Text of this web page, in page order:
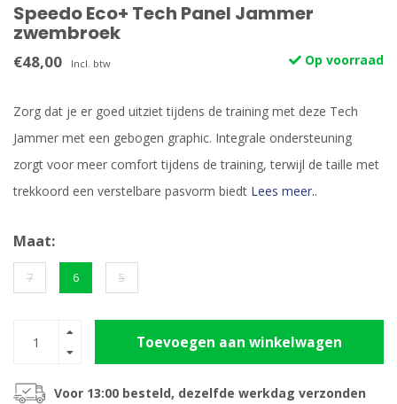
Speedo Eco+ Tech Panel Jammer
zwembroek
€48,00 Incl. btw Op voorraad
Zorg dat je er goed uitziet tijdens de training met deze Tech
Jammer met een gebogen graphic. Integrale ondersteuning
zorgt voor meer comfort tijdens de training, terwijl de taille met
trekkoord een verstelbare pasvorm biedt Lees meer..
Maat:
7 6 5
Toevoegen aan winkelwagen
Voor 13:00 besteld, dezelfde werkdag verzonden